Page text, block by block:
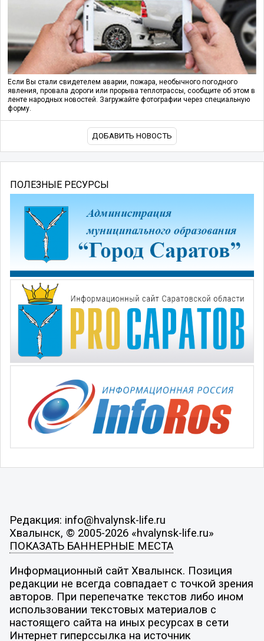
Если Вы стали свидетелем аварии, пожара, необычного погодного
явления, провала дороги или прорыва теплотрассы, сообщите об этом в
ленте народных новостей. Загружайте фотографии через специальную
форму.
ДОБАВИТЬ НОВОСТЬ
ПОЛЕЗНЫЕ РЕСУРСЫ
Редакция: info@hvalynsk-life.ru
Хвалынск, © 2005-2026 «hvalynsk-life.ru»
ПОКАЗАТЬ БАННЕРНЫЕ МЕСТА
Информационный сайт Хвалынск. Позиция
редакции не всегда совпадает с точкой зрения
авторов. При перепечатке текстов либо ином
использовании текстовых материалов с
настоящего сайта на иных ресурсах в сети
Интернет гиперссылка на источник